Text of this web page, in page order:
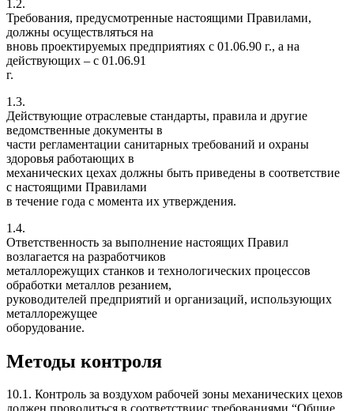
1.2.
Требования, предусмотренные настоящими Правилами,
должны осуществляться на
вновь проектируемых предприятиях с 01.06.90 г., а на
действующих – с 01.06.91
г.
1.3.
Действующие отраслевые стандарты, правила и другие
ведомственные документы в
части регламентации санитарных требований и охраны
здоровья работающих в
механических цехах должны быть приведены в соответствие
с настоящими Правилами
в течение года с момента их утверждения.
1.4.
Ответственность за выполнение настоящих Правил
возлагается на разработчиков
металлорежущих станков и технологических процессов
обработки металлов резанием,
руководителей предприятий и организаций, использующих
металлорежущее
оборудование.
Методы контроля
10.1. Контроль за воздухом рабочей зоны механических цехов